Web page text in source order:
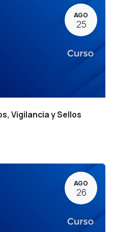
AGO
25
Vigilancia y Sellos
AGO
26